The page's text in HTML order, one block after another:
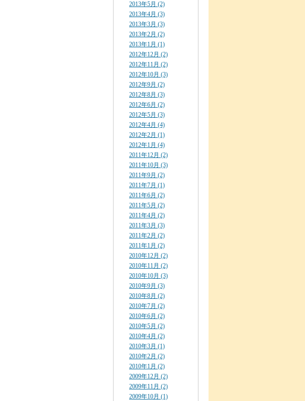
2013年5月 (2)
2013年4月 (3)
2013年3月 (3)
2013年2月 (2)
2013年1月 (1)
2012年12月 (2)
2012年11月 (2)
2012年10月 (3)
2012年9月 (2)
2012年8月 (3)
2012年6月 (2)
2012年5月 (3)
2012年4月 (4)
2012年2月 (1)
2012年1月 (4)
2011年12月 (2)
2011年10月 (3)
2011年9月 (2)
2011年7月 (1)
2011年6月 (2)
2011年5月 (2)
2011年4月 (2)
2011年3月 (3)
2011年2月 (2)
2011年1月 (2)
2010年12月 (2)
2010年11月 (2)
2010年10月 (3)
2010年9月 (3)
2010年8月 (2)
2010年7月 (2)
2010年6月 (2)
2010年5月 (2)
2010年4月 (2)
2010年3月 (1)
2010年2月 (2)
2010年1月 (2)
2009年12月 (2)
2009年11月 (2)
2009年10月 (1)